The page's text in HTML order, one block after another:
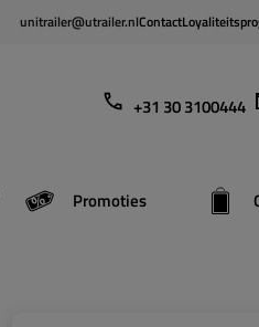
unitrailer@utrailer.nlContact
+31 30 3100444
Promoties